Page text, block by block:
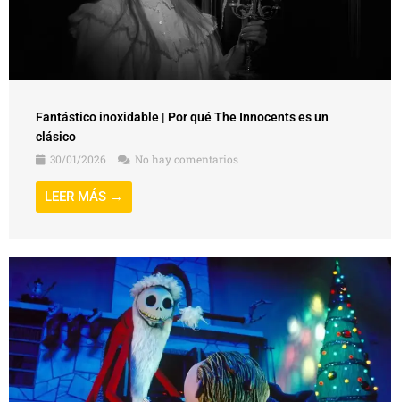
Fantástico inoxidable | Por qué The Innocents es un
clásico
30/01/2026
No hay comentarios
LEER MÁS →